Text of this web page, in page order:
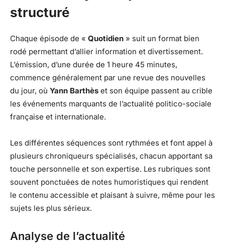
structuré
Chaque épisode de « Quotidien » suit un format bien
rodé permettant d’allier information et divertissement.
L’émission, d’une durée de 1 heure 45 minutes,
commence généralement par une revue des nouvelles
du jour, où Yann Barthès et son équipe passent au crible
les événements marquants de l’actualité politico-sociale
française et internationale.
Les différentes séquences sont rythmées et font appel à
plusieurs chroniqueurs spécialisés, chacun apportant sa
touche personnelle et son expertise. Les rubriques sont
souvent ponctuées de notes humoristiques qui rendent
le contenu accessible et plaisant à suivre, même pour les
sujets les plus sérieux.
Analyse de l’actualité